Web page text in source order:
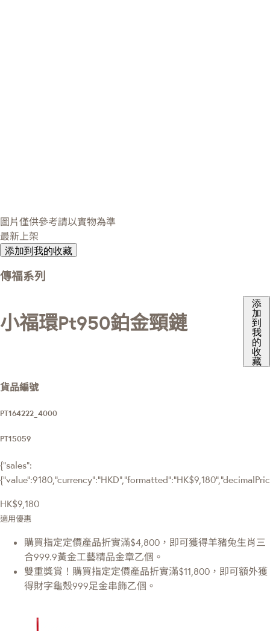
圖片僅供參考請以實物為準
最新上架
添加到我的收藏
傳福系列
小福環Pt950鉑金頸鏈
添
加
到
我
的
收
藏
貨品編號
PT164222_4000
PT15059
{"sales":
HK$9,180
適用優惠
購買指定定價產品折實滿$4,800，即可獲得羊豬兔生肖三
合999.9黃金工藝精品金章乙個。
雙重獎賞！購買指定定價產品折實滿$11,800，即可額外獲
得財字龜殼999足金串飾乙個。